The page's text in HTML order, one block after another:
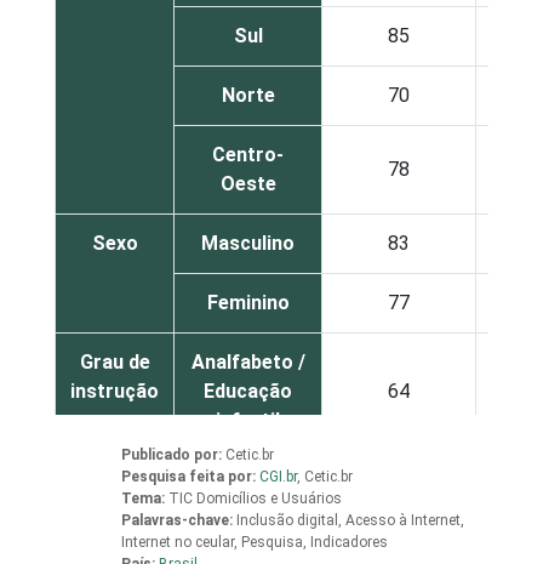
Sul 85
Norte 70
Centro-
Oeste
78
Sexo Masculino 83
Feminino 77
Grau de
instrução
Analfabeto /
Educação
infantil
64
Fundamental
Médio
Publicado por: Cetic.br
Pesquisa feita por: CGI.br, Cetic.br
Tema: TIC Domicílios e Usuários
Palavras-chave: Inclusão digital, Acesso à Internet,
Internet no ceular, Pesquisa, Indicadores